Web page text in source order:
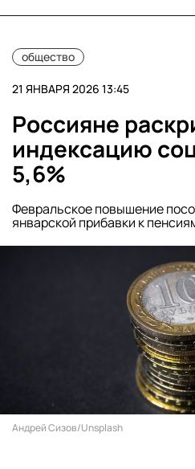
общество
21 ЯНВАРЯ 2026 13:45
Россияне
индексацию
5,6%
Февральское повышение
январской прибавки к
Андрей Сизов/Unsplash